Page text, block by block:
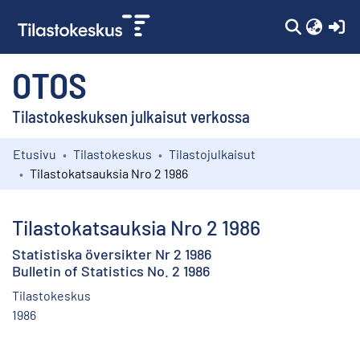
OTOS
Tilastokeskuksen julkaisut verkossa
Kokoelmat
Etusivu Tilastokeskus
Tilastojulkaisut
Tilastokatsauksia Nro 2 1986
Tilastokatsauksia Nro 2 1986
Statistiska översikter Nr 2 1986
Bulletin of Statistics No. 2 1986
Tilastokeskus
1986